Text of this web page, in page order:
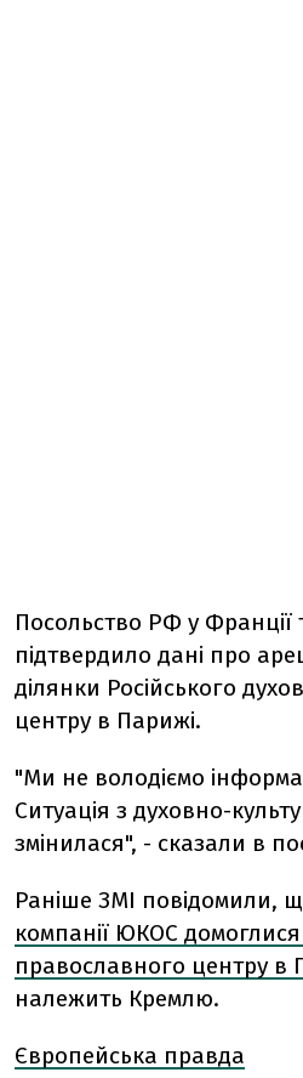
Посольство РФ у Франції
підтвердило дані про
ділянки Російського
центру в Парижі.
"Ми не володіємо
Ситуація з духовно-
змінилася", - сказали в
Раніше ЗМІ повідомили,
компанії ЮКОС
православного центру в
належить Кремлю.
Європейська правда